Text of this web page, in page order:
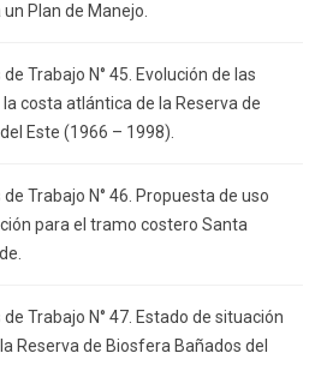
Plan de Manejo.
Trabajo N° 45. Evolución de las
costa atlántica de la Reserva de
Este (1966 – 1998).
Trabajo N° 46. Propuesta de uso
para el tramo costero Santa
Trabajo N° 47. Estado de situación
Reserva de Biosfera Bañados del